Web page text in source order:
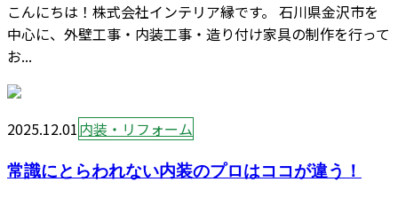
こんにちは！株式会社インテリア縁です。 石川県金沢市を
中心に、外壁工事・内装工事・造り付け家具の制作を行って
お...
2025.12.01内装・リフォーム
常識にとらわれない内装のプロはココが違う！